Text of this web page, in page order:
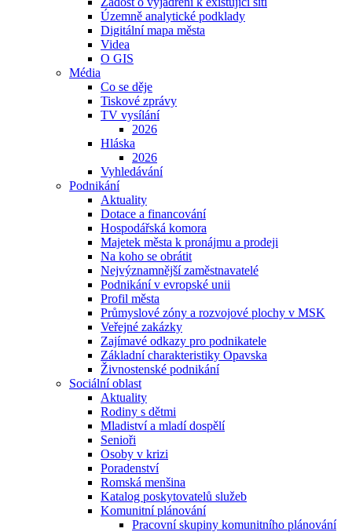
Územně analytické podklady
Digitální mapa města
Videa
O GIS
Média
Co se děje
Tiskové zprávy
TV vysílání
2026
Hláska
2026
Vyhledávání
Podnikání
Aktuality
Dotace a financování
Hospodářská komora
Majetek města k pronájmu a prodeji
Na koho se obrátit
Nejvýznamnější zaměstnavatelé
Podnikání v evropské unii
Profil města
Průmyslové zóny a rozvojové plochy v MSK
Veřejné zakázky
Zajímavé odkazy pro podnikatele
Základní charakteristiky Opavska
Živnostenské podnikání
Sociální oblast
Aktuality
Rodiny s dětmi
Mladiství a mladí dospělí
Senioři
Osoby v krizi
Poradenství
Romská menšina
Katalog poskytovatelů služeb
Komunitní plánování
Pracovní skupiny komunitního plánování